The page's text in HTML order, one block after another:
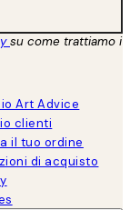
su come trattiamo i
Art Advice
clienti
il tuo ordine
di acquisto